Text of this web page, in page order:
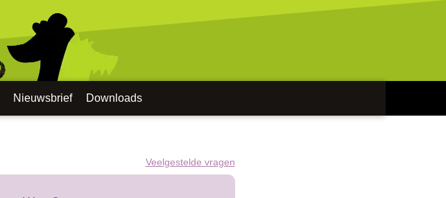
Nieuwsbrief Downloads
Veelgestelde vragen